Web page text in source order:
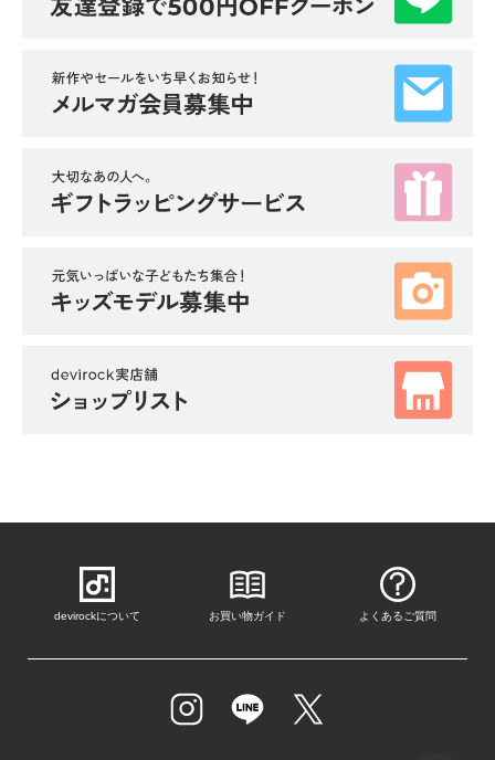
devirockについて お買い物ガイド よくあるご質問